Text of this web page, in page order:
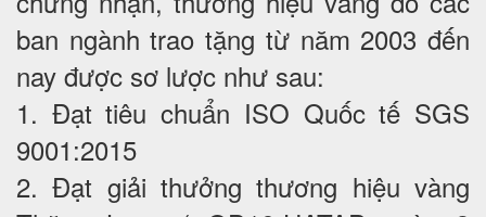
ban ngành trao tặng từ năm 2003 đến
nay được sơ lược như sau:
1. Đạt tiêu chuẩn ISO Quốc tế SGS
9001:2015
2. Đạt giải thưởng thương hiệu vàng